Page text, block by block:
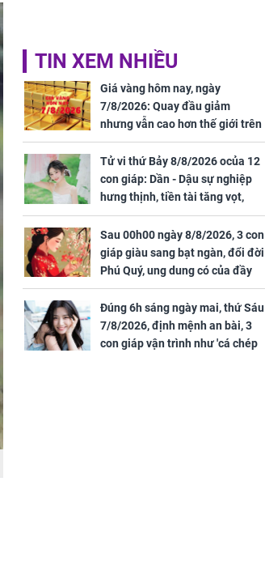
TIN XEM NHIỀU
Giá vàng hôm nay, ngày
7/8/2026: Quay đầu giảm
nhưng vẫn cao hơn thế giới trên
7 triệu đồng
Tử vi thứ Bảy 8/8/2026 ocủa 12
con giáp: Dần - Dậu sự nghiệp
hưng thịnh, tiền tài tăng vọt,
Mão - Thân công việc bất trắc,
tiền mất tật mang
Sau 00h00 ngày 8/8/2026, 3 con
giáp giàu sang bạt ngàn, đổi đời
Phú Quý, ung dung có của đầy
nhà, ngày càng hưng thịnh sung
túc
Đúng 6h sáng ngày mai, thứ Sáu
7/8/2026, định mệnh an bài, 3
con giáp vận trình như 'cá chép